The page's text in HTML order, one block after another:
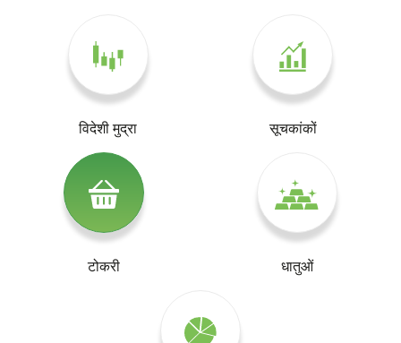
विदेशी मुद्रा सूचकांकों
टोकरी धातुओं